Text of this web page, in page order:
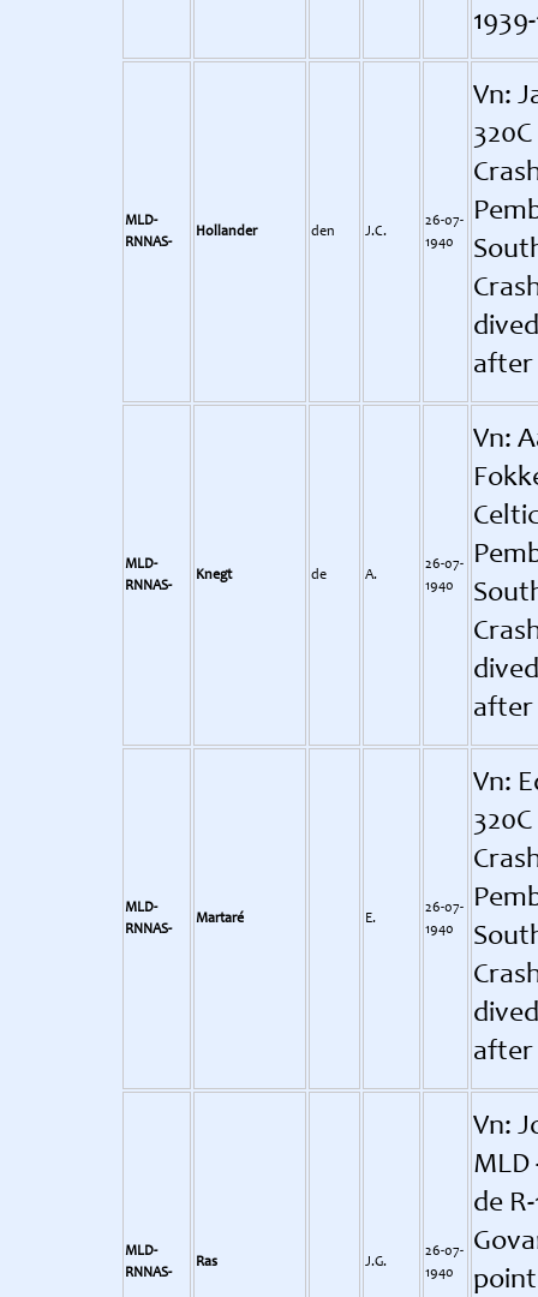
MLD-
RNNAS-
Hollander den J.C.
26-07-
1940
Vn:
after
MLD-
RNNAS-
Knegt de A.
26-07-
1940
Vn:
after
MLD-
RNNAS-
Martaré E.
26-07-
1940
Vn:
after
MLD-
RNNAS-
Ras J.G.
26-07-
1940
Vn:
MLD
de